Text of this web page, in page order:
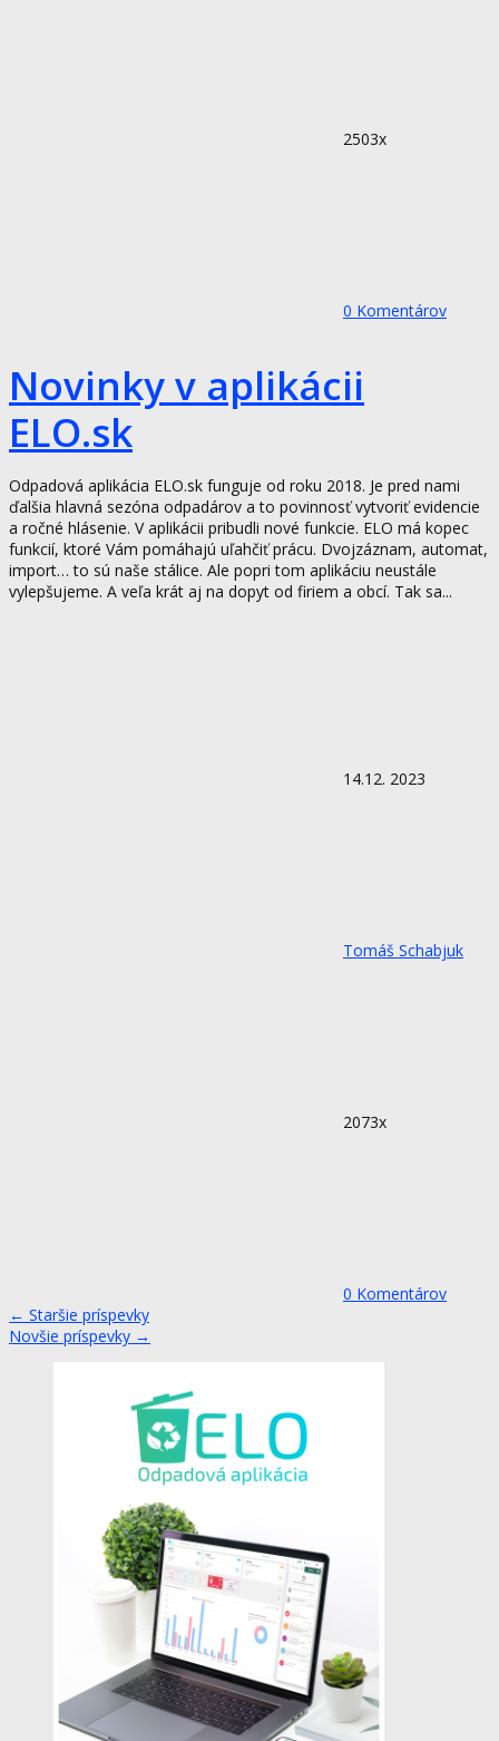
2503x
0 Komentárov
Novinky v aplikácii
ELO.sk
Odpadová aplikácia ELO.sk funguje od roku 2018. Je pred nami
ďalšia hlavná sezóna odpadárov a to povinnosť vytvoriť evidencie
a ročné hlásenie. V aplikácii pribudli nové funkcie. ELO má kopec
funkcií, ktoré Vám pomáhajú uľahčiť prácu. Dvojzáznam, automat,
import… to sú naše stálice. Ale popri tom aplikáciu neustále
vylepšujeme. A veľa krát aj na dopyt od firiem a obcí. Tak sa...
14.12. 2023
Tomáš Schabjuk
2073x
0 Komentárov
← Staršie príspevky
Novšie príspevky →